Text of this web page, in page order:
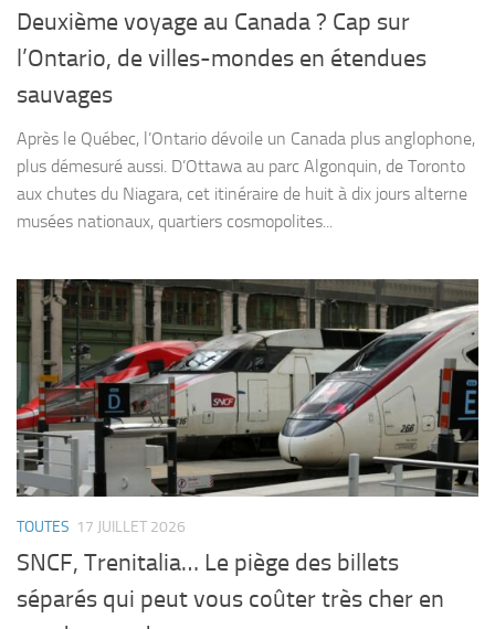
Deuxième voyage au Canada ? Cap sur
l’Ontario, de villes-mondes en étendues
sauvages
Après le Québec, l’Ontario dévoile un Canada plus anglophone,
plus démesuré aussi. D’Ottawa au parc Algonquin, de Toronto
aux chutes du Niagara, cet itinéraire de huit à dix jours alterne
musées nationaux, quartiers cosmopolites...
TOUTES 17 JUILLET 2026
SNCF, Trenitalia… Le piège des billets
séparés qui peut vous coûter très cher en